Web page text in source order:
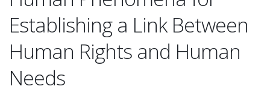
Establishing a Link Between
Human Rights and Human
Needs